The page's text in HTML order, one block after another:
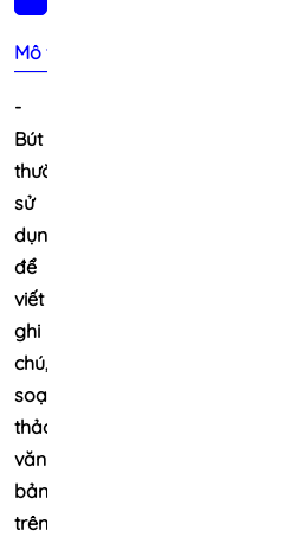
Mô tả sản phẩm
-
Bút
thường
sử
dụng
để
viết
ghi
chú,
soạn
thảo
văn
bản
trên